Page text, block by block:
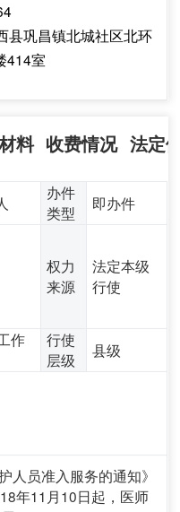
县巩昌镇北城社区北环
414室
料 收费情况 法定
办件
类型
即办件
权力
来源
法定本级
行使
作
行使
层级
县级
人员准入服务的通知》
年11月10日起，医师